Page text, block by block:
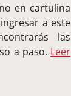
en cartulina
a este
las
a paso. Leer